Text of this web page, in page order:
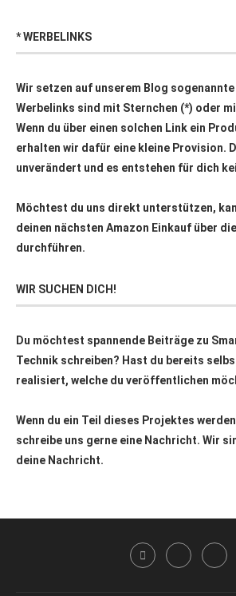
* WERBELINKS
Wir setzen auf unserem Blog
Werbelinks sind mit Sternchen (*) oder
Wenn du über einen solchen Link ein
erhalten wir dafür eine kleine Provision.
unverändert und es entstehen für dich
Möchtest du uns direkt unterstützen,
deinen nächsten Amazon Einkauf über
durchführen.
WIR SUCHEN DICH!
Du möchtest spannende Beiträge zu
Technik schreiben? Hast du bereits
realisiert, welche du veröffentlichen
Wenn du ein Teil dieses Projektes
schreibe uns gerne eine Nachricht. Wir
deine Nachricht.